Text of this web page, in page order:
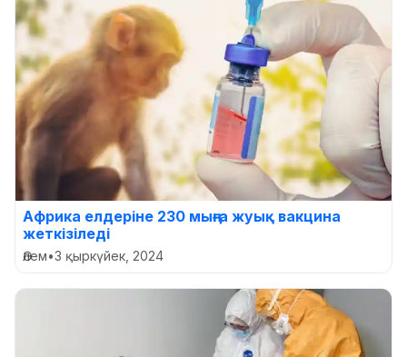
Африка елдеріне 230 мыңға жуық вакцина
жеткізіледі
Әлем•3 қыркүйек, 2024